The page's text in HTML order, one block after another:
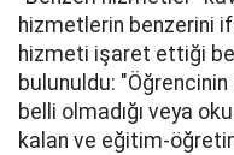
hizmetlerin benzerini
hizmeti işaret ettiği
bulunuldu:
belli olmadığı veya
kalan ve eğitim-